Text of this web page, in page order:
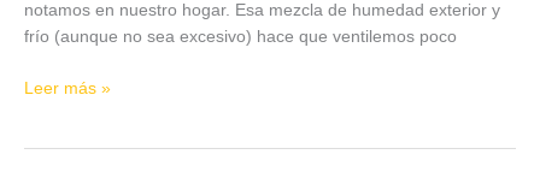
notamos en nuestro hogar. Esa mezcla de humedad exterior y
frío (aunque no sea excesivo) hace que ventilemos poco
Leer más »